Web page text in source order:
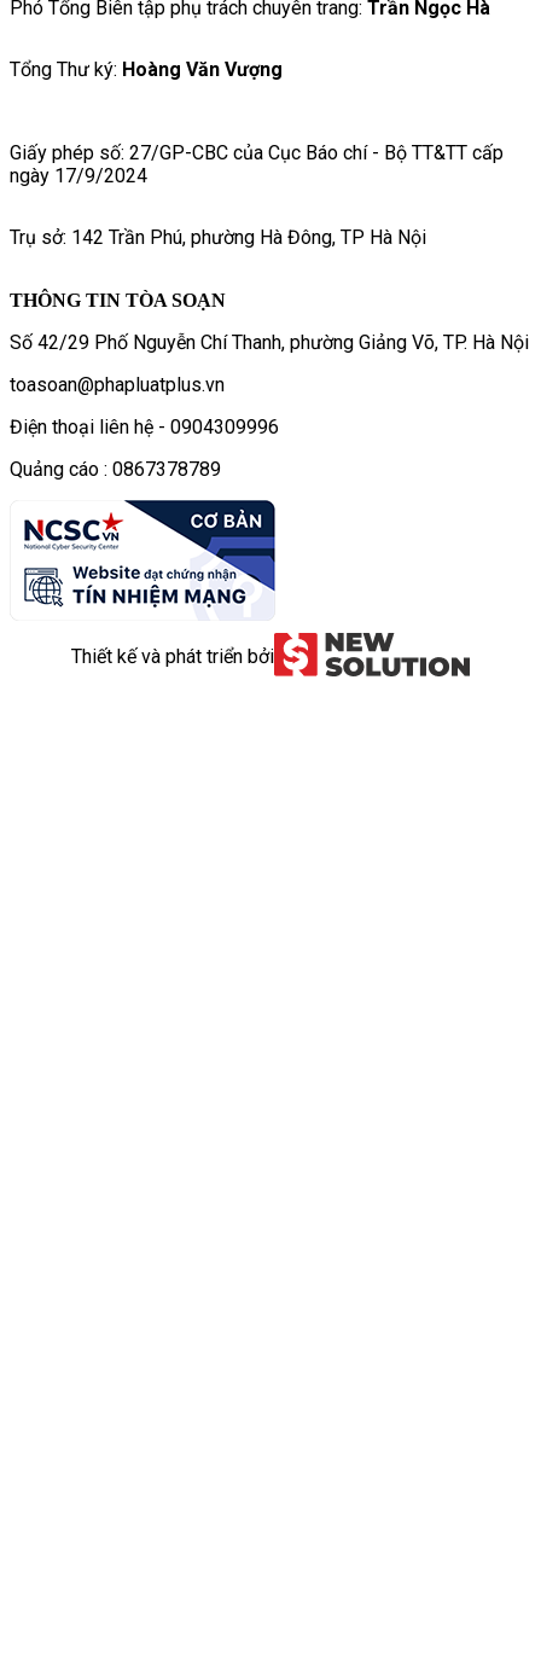
Phó Tổng Biên tập phụ trách chuyên trang: Trần Ngọc Hà
Tổng Thư ký: Hoàng Văn Vượng
Giấy phép số: 27/GP-CBC của Cục Báo chí - Bộ TT&TT cấp
ngày 17/9/2024
Trụ sở: 142 Trần Phú, phường Hà Đông, TP Hà Nội
THÔNG TIN TÒA SOẠN
Số 42/29 Phố Nguyễn Chí Thanh, phường Giảng Võ, TP. Hà Nội
toasoan@phapluatplus.vn
Điện thoại liên hệ - 0904309996
Quảng cáo : 0867378789
Thiết kế và phát triển bởi